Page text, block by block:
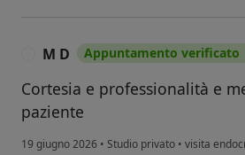
M D Appuntamento verificato
Cortesia e professionalità e
paziente
19 giugno 2026 • Studio privato • visita